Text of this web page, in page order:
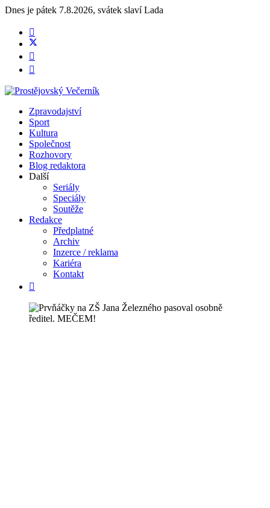
Dnes je pátek 7.8.2026, svátek slavíLada
Zpravodajství
Sport
Kultura
Společnost
Rozhovory
Blog redaktora
Další
Seriály
Speciály
Soutěže
Redakce
Předplatné
Archiv
Inzerce / reklama
Kariéra
Kontakt